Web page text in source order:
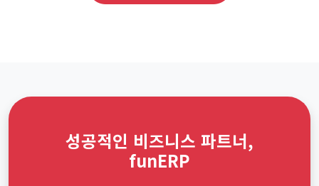
성공적인 비즈니스 파트너,
funERP